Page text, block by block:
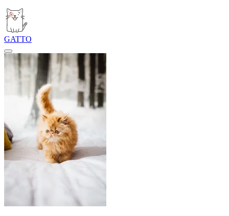
GATTO